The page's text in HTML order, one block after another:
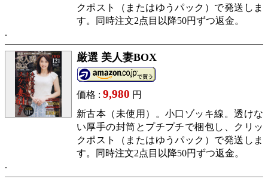
クポスト（またはゆうパック）で発送しま
す。同時注文2点目以降50円ずつ返金。
厳選 美人妻BOX
価格 : 9,980 円
新古本（未使用）。小口ゾッキ線。透けな
い厚手の封筒とプチプチで梱包し、クリッ
クポスト（またはゆうパック）で発送しま
す。同時注文2点目以降50円ずつ返金。